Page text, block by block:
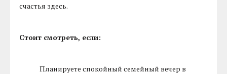
счастья здесь.
Стоит смотреть, если:
Планируете спокойный семейный вечер в